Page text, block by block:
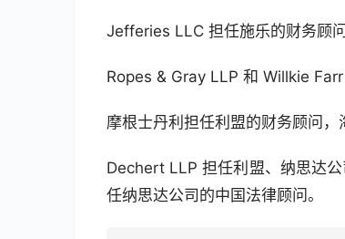
Jefferies LLC 担任施乐的财务顾
Ropes & Gray LLP 和 Willkie
摩根士丹利担任利盟的财务顾问，
Dechert LLP 担任利盟、纳思达
任纳思达公司的中国法律顾问。